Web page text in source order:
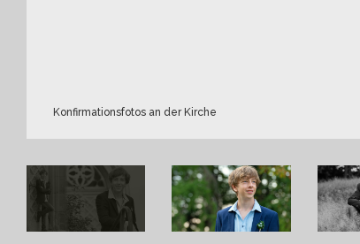
Konfirmationsfotos an der Kirche